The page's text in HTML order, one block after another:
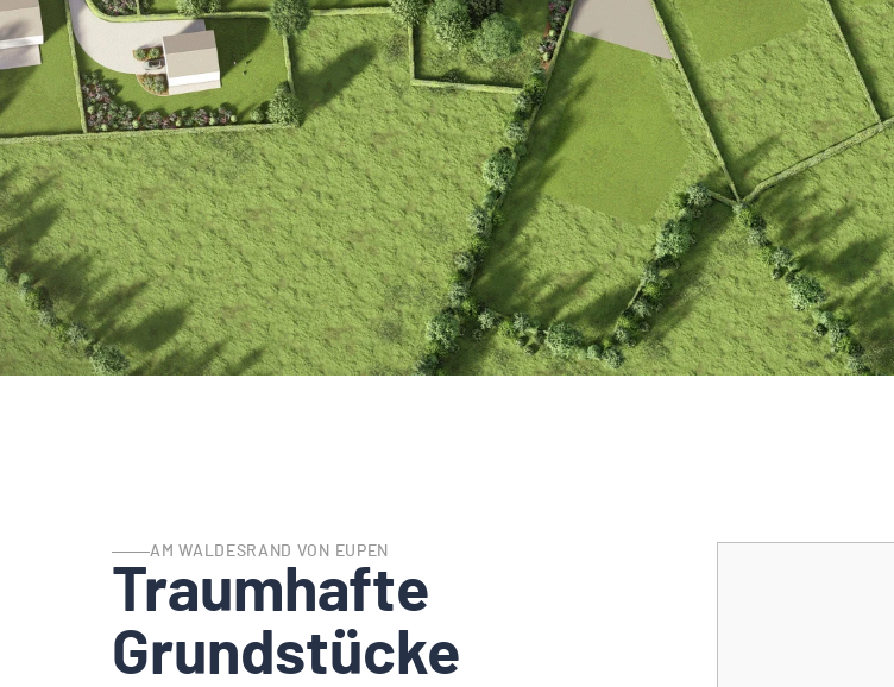
AM WALDESRAND VON EUPEN
Traumhafte
Grundstücke